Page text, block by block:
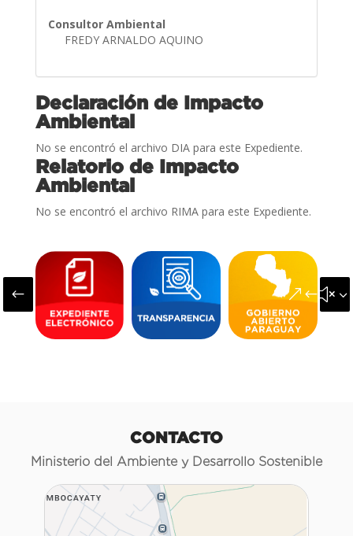
Consultor Ambiental
FREDY ARNALDO AQUINO
Declaración de Impacto
Ambiental
No se encontró el archivo DIA para este Expediente.
Relatorio de Impacto
Ambiental
No se encontró el archivo RIMA para este Expediente.
#
CONTACTO
Ministerio del Ambiente y Desarrollo Sostenible